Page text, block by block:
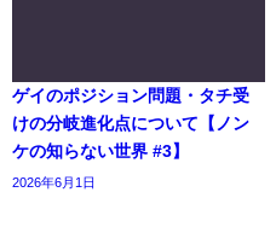
ゲイのポジション問題・タチ受
けの分岐進化点について【ノン
ケの知らない世界 #3】
2026年6月1日